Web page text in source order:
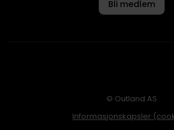
Bli medlem
© Outland AS
Informasjonskapsler